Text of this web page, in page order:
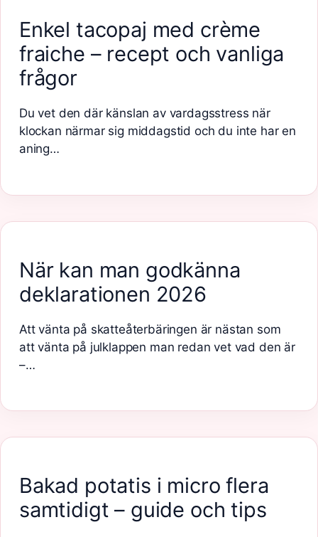
Enkel tacopaj med crème
fraiche – recept och vanliga
frågor
Du vet den där känslan av vardagsstress när
klockan närmar sig middagstid och du inte har en
aning…
När kan man godkänna
deklarationen 2026
Att vänta på skatteåterbäringen är nästan som
att vänta på julklappen man redan vet vad den är
–…
Bakad potatis i micro flera
samtidigt – guide och tips